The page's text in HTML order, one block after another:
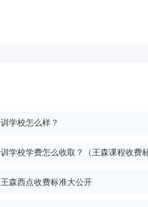
学校怎么样？
学校学费怎么收取？（王森课程收费标准
森西点收费标准大公开